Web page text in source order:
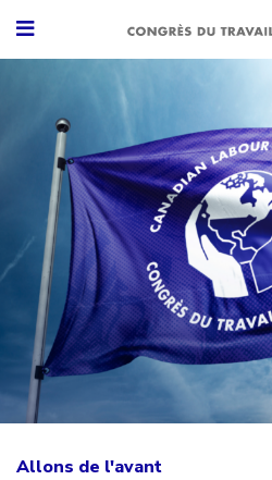
Allons de l'avant